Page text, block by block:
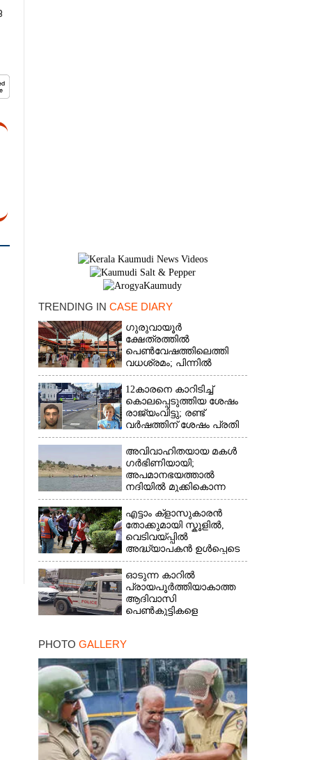
TRENDING IN CASE DIARY
ഗുരുവായൂർ
ക്ഷേത്രത്തിൽ
പെൺവേഷത്തിലെത്തി
വധശ്രമം; പിന്നിൽ
വിദേശത്തുള്ള ഭാര്യക്ക്
ചിത്രങ്ങൾ അയച്ചതിലെ
പക
12കാരനെ കാറിടിച്ച്
കൊലപ്പെടുത്തിയ ശേഷം
രാജ്യംവിട്ടു; രണ്ട്
വർഷത്തിന് ശേഷം പ്രതി
പിടിയിൽ
അവിവാഹിതയായ മകൾ
ഗർഭിണിയായി;
അപമാനഭയത്താൽ
നദിയിൽ മുക്കികൊന്ന
പിതാവ് അറസ്റ്റിൽ
എട്ടാം ക്ളാസുകാരൻ
തോക്കുമായി സ്കൂളിൽ,
വെടിവയ്പ്പിൽ
അദ്ധ്യാപകൻ ഉൾപ്പെടെ
രണ്ടുമരണം; 15 പേർക്ക്
പരിക്ക്
ഓടുന്ന കാറിൽ
പ്രായപൂർത്തിയാകാത്ത
ആദിവാസി
പെൺകുട്ടികളെ
പിടിയിൽ
PHOTO GALLERY
×